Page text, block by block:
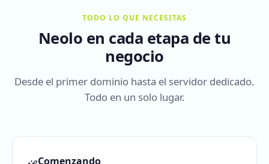
TODO LO QUE NECESITAS
Neolo en cada etapa de tu
negocio
Desde el primer dominio hasta el servidor dedicado.
Todo en un solo lugar.
Comenzando